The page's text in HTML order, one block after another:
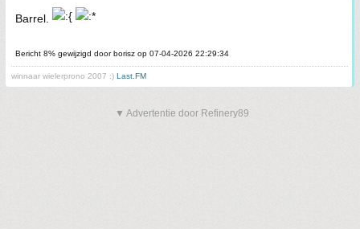
Barrel.
Bericht 8% gewijzigd door borisz op 07-04-2026 22:29:34
winnaar wielerprono 2007 :) Last.FM
▼ Advertentie door Refinery89